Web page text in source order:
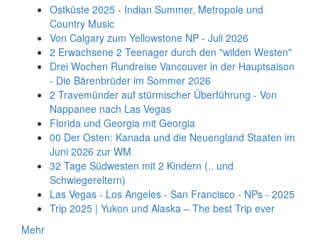
Ostküste 2025 - Indian Summer, Metropole und
Country Music
Von Calgary zum Yellowstone NP - Juli 2026
2 Erwachsene 2 Teenager durch den "wilden Westen"
Drei Wochen Rundreise Vancouver in der Hauptsaison
- Die Bärenbrüder im Sommer 2026
2 Travemünder auf stürmischer Überführung - Von
Nappanee nach Las Vegas
Florida und Georgia mit Georgia
00 Der Osten: Kanada und die Neuengland Staaten im
Juni 2026 zur WM
32 Tage Südwesten mit 2 Kindern (.. und
Schwiegereltern)
Las Vegas - Los Angeles - San Francisco - NPs - 2025
Trip 2025 | Yukon und Alaska – The best Trip ever
Mehr